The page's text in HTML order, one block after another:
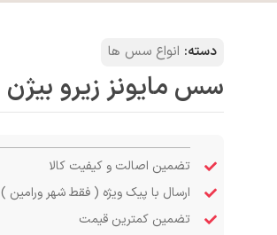
دسته: انواع سس ها
سس مایونز زیرو بیژن
تضمین اصالت و کیفیت کالا
ارسال با پیک ویژه ( فقط شهر ورامین )
تضمین کمترین قیمت